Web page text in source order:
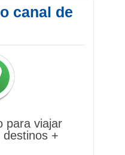
canal de
para viajar
+